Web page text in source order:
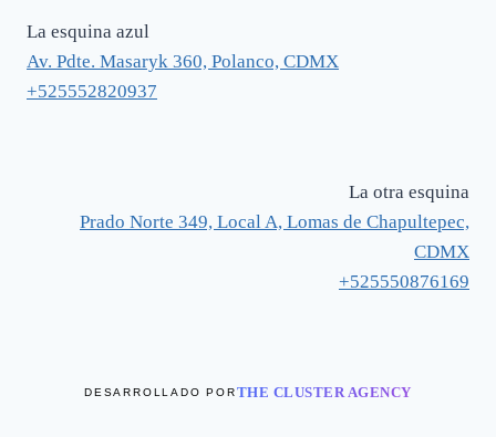
La esquina azul
Av. Pdte. Masaryk 360, Polanco, CDMX
+525552820937
La otra esquina
Prado Norte 349, Local A, Lomas de Chapultepec,
CDMX
+525550876169
DESARROLLADO PORTHE CLUSTER AGENCY